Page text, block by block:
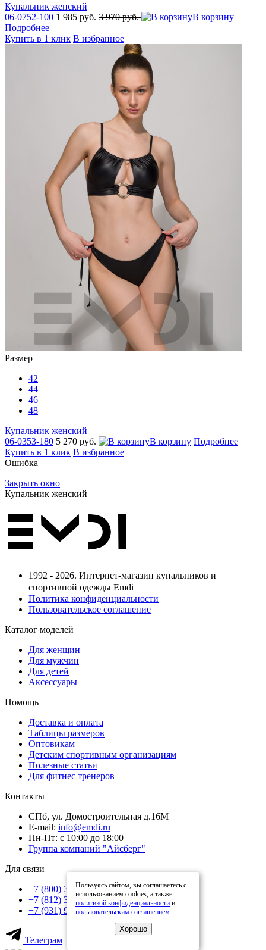
Купальник женский
06-0752-100 1 985 руб. 3 970 руб.
В корзину
Подробнее
Купить в 1 клик В избранное
Размер
42
44
46
48
Купальник женский
06-0353-180 5 270 руб. В корзину Подробнее
Купить в 1 клик В избранное
Ошибка
Закрыть окно
Купальник женский
1992 - 2026. Интернет-магазин купальников и
спортивной одежды Emdi
Политика конфиденциальности
Пользовательское соглашение
Каталог моделей
Для женщин
Для мужчин
Для детей
Аксессуары
Помощь
Доставка и оплата
Таблицы размеров
Оптовикам
Детским спортивным организациям
Полезные статьи
Для фитнес тренеров
Контакты
СПб, ул. Домостроительная д.16М
E-mail: info@emdi.ru
Пн-Пт: с 10:00 до 18:00
Группа компаний "Айсберг"
Для связи
+7 (800) 302-34-06
+7 (812) 325-69-93
+7 (931) 977-92-36
Телеграм
Пользуясь сайтом, вы соглашаетесь с
использованием cookies, а также
политикой конфиденциальности и
пользовательским соглашением.
Хорошо